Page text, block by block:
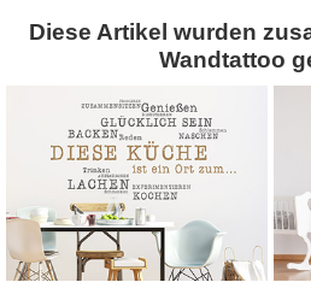
Diese Artikel wurden
Wandtattoo